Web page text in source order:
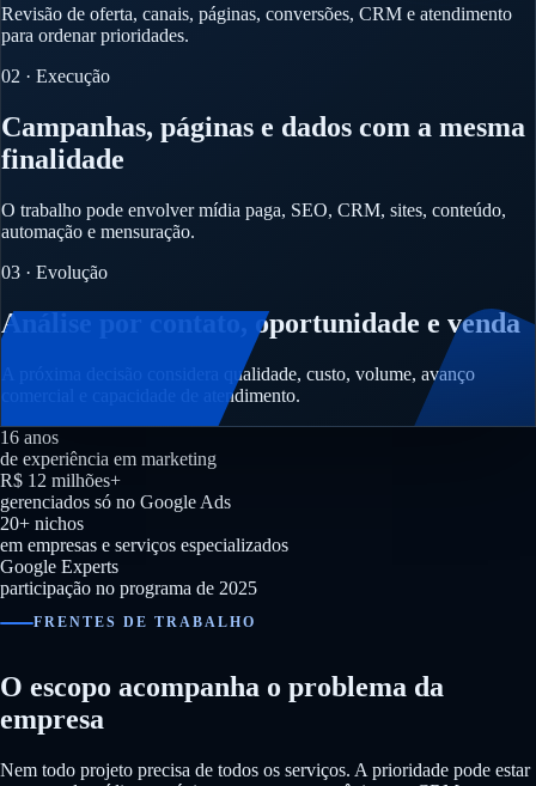
Revisão de oferta, canais, páginas, conversões, CRM e atendimento
para ordenar prioridades.
02 · Execução
Campanhas, páginas e dados com a mesma
finalidade
O trabalho pode envolver mídia paga, SEO, CRM, sites, conteúdo,
automação e mensuração.
03 · Evolução
Análise por contato, oportunidade e venda
A próxima decisão considera qualidade, custo, volume, avanço
comercial e capacidade de atendimento.
16 anos
de experiência em marketing
R$ 12 milhões+
gerenciados só no Google Ads
20+ nichos
em empresas e serviços especializados
Google Experts
participação no programa de 2025
FRENTES DE TRABALHO
O escopo acompanha o problema da
empresa
Nem todo projeto precisa de todos os serviços. A prioridade pode estar